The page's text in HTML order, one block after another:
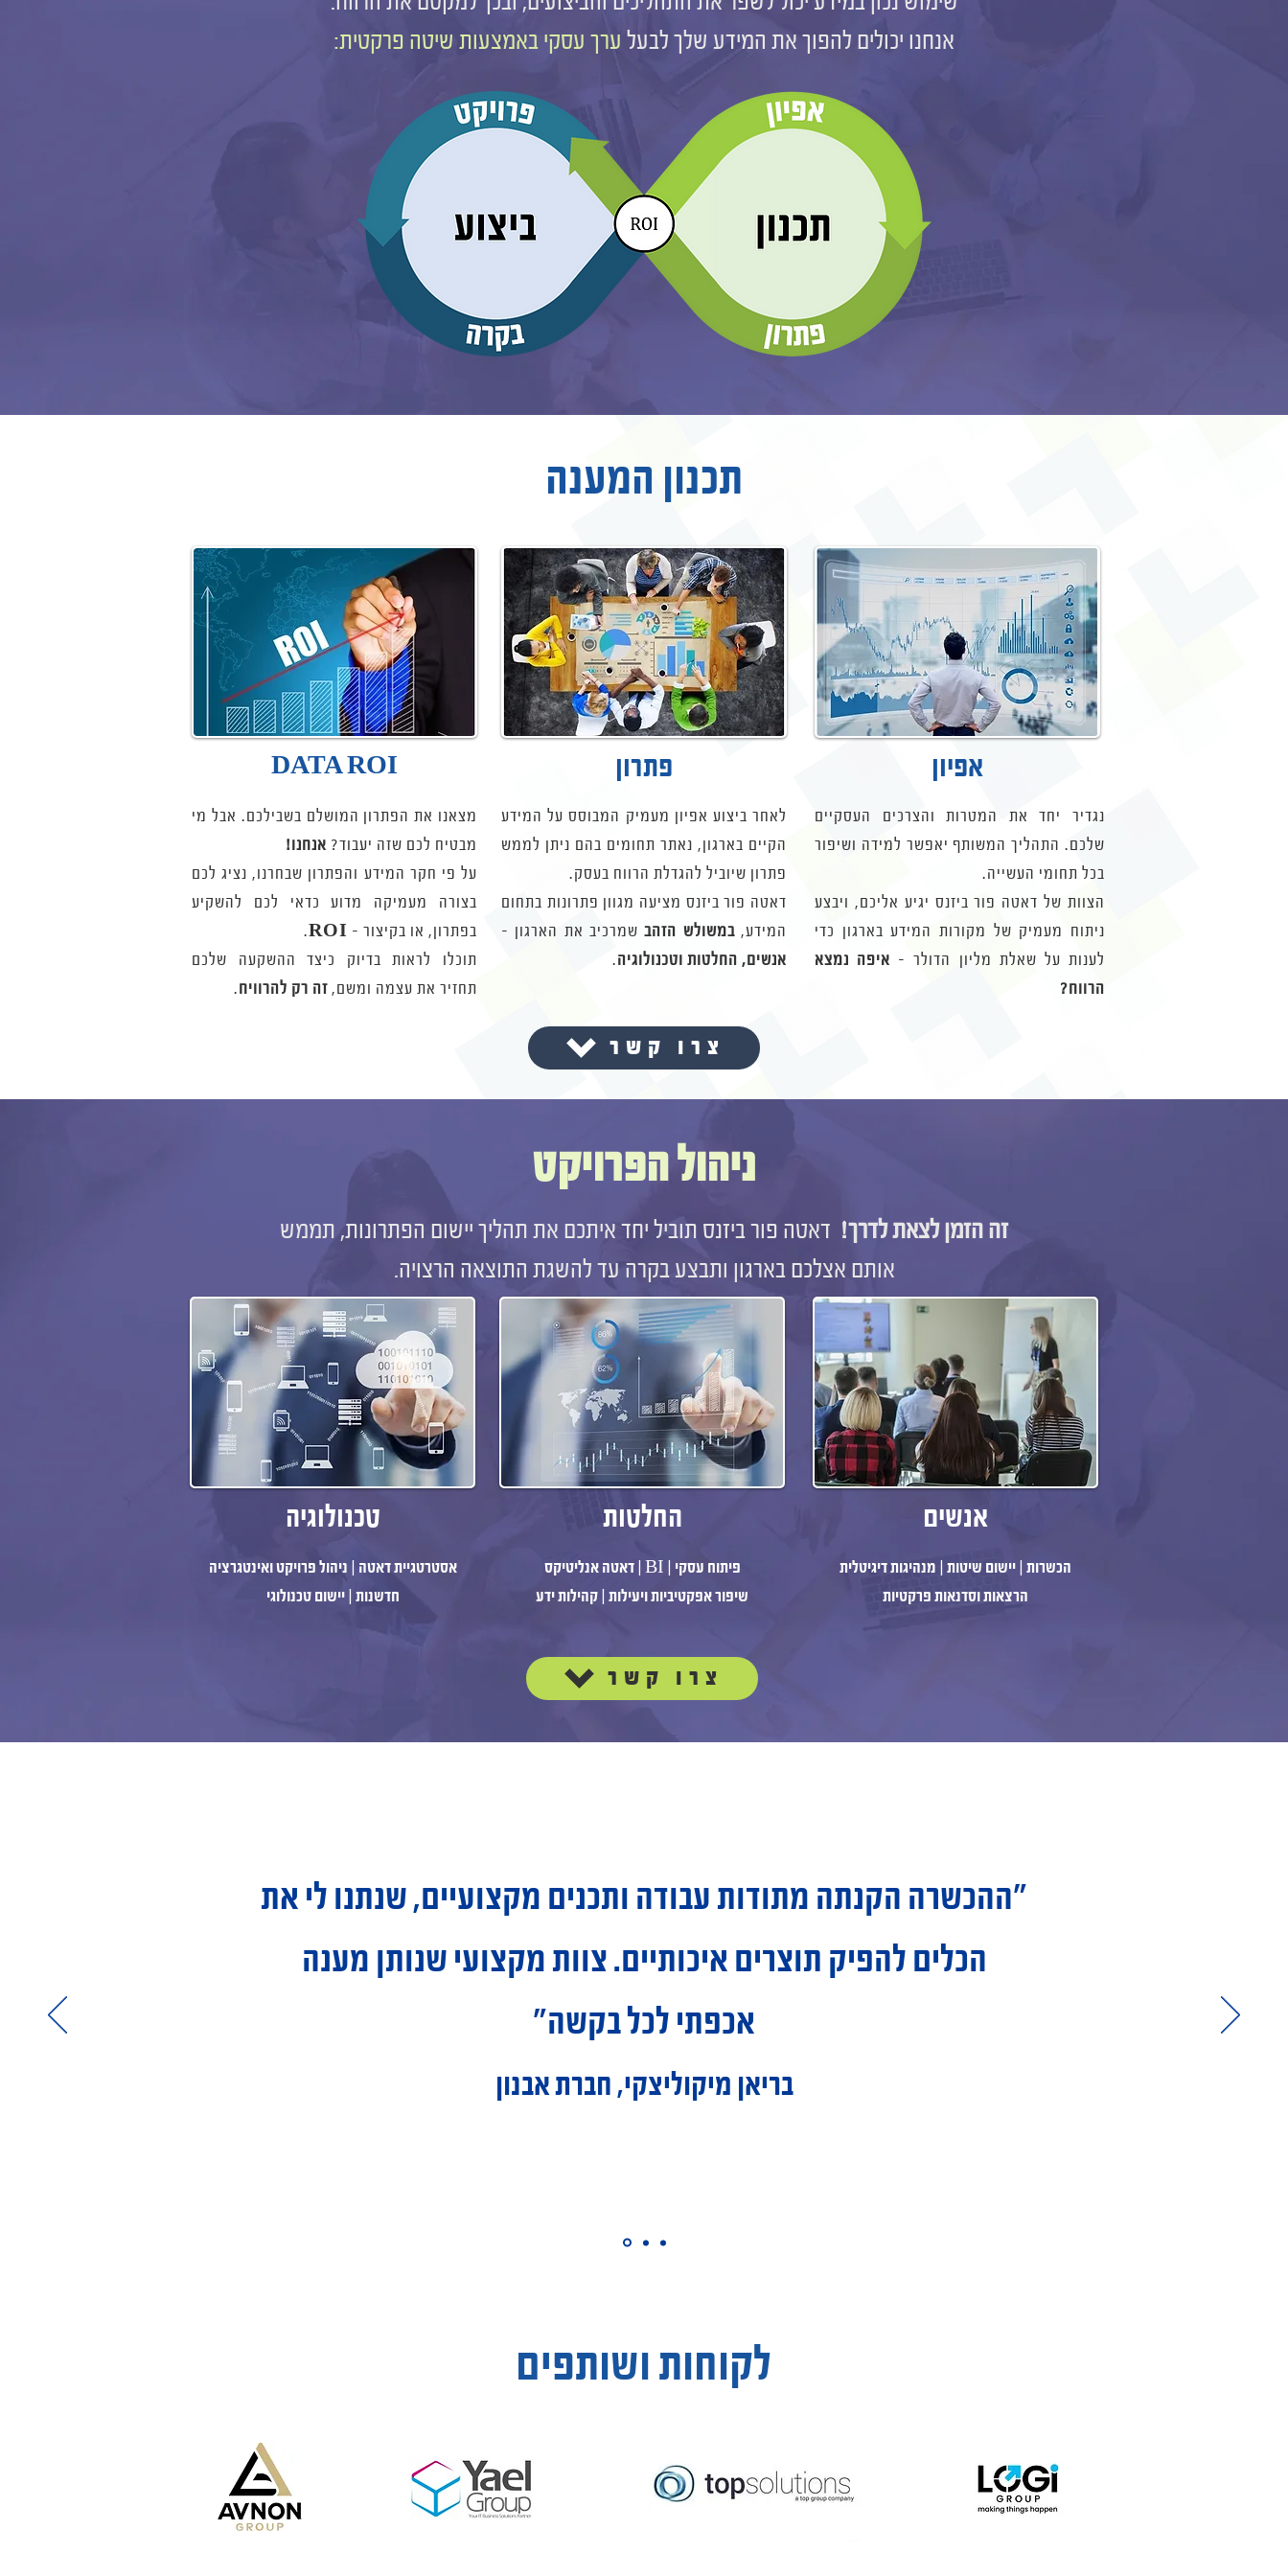
אנחנו יכולים להפוך את המידע שלך לבעל ערך עסקי באמצעות שיטה פרקטית:
תכנון המענה
DATA ROI
מצאנו את הפתרון המושלם בשבילכם. אבל מי
מבטיח לכם שזה יעבוד? אנחנו!
על פי חקר המידע והפתרון שבחרנו, נציג לכם
בצורה מעמיקה מדוע כדאי לכם להשקיע
בפתרון, או בקיצור - ROI
.
תוכלו לראות בדיוק כיצד ההשקעה שלכם
תחזיר את עצמה ומשם, זה רק להרוויח.
פתרון
לאחר ביצוע אפיון מעמיק המבוסס על המידע
הקיים בארגון, נאתר תחומים בהם ניתן לממש
פתרון שיוביל להגדלת הרווח בעסק.
דאטה פור ביזנס מציעה מגוון פתרונות בתחום
המידע,במשולש הזהבשמרכיב את הארגון -
אנשים, החלטות וטכנולוגיה.
אפיון
נגדיר יחד את המטרות והצרכים העסקיים
שלכם. התהליך המשותף יאפשר למידה ושיפור
בכל תחומי העשייה.
הצוות של דאטה פור ביזנס יגיע אליכם, ויבצע
ניתוח מעמיק של מקורות המידע בארגון כדי
לענות על שאלת מליון הדולר - איפה נמצא
הרווח?
צרו קשר
ניהול הפרויקט
זה הזמן לצאת לדרך! דאטה פור ביזנס תוביל יחד איתכם את תהליך יישום הפתרונות, תממש
אותם אצלכם בארגון ותבצע בקרה עד להשגת התוצאה הרצויה.
טכנולוגיה
אסטרטגיית דאטה | ניהול פרויקט ואינטגרציה
חדשנות | יישום טכנולוגי
החלטות
פיתוח עסקי | BI | דאטה אנליטיקס
שיפור אפקטיביות ויעילות | קהילות ידע
אנשים
הכשרות | יישום שיטות | מנהיגות דיגיטלית
הרצאות וסדנאות פרקטיות
צרו קשר
״ההכשרה הקנתה מתודות עבודה ותכנים מקצועיים, שנתנו לי את
הכלים להפיק תוצרים איכותיים. צוות מקצועי שנותן מענה
אכפתי לכל בקשה״
בריאן מיקוליצקי, חברת אבנון
לקוחות ושותפים